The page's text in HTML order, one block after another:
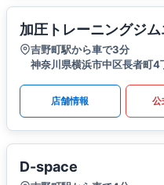
加圧トレーニングジ
吉野町駅から車で3分
神奈川県横浜市中区長者町4
店舗情報 公
D-space